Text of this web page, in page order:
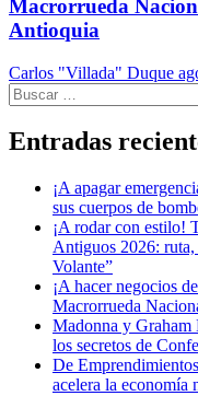
Macrorrueda
Antioquia
Carlos "Villada" Duque
Buscar:
Entradas
¡A apagar
sus cuerpos de
¡A rodar con estilo!
Antiguos 2026:
Volante”
¡A hacer negocios
Macrorrueda
Madonna y
los secretos de
De
acelera la economía